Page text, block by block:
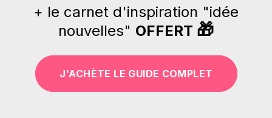
+ le carnet d'inspiration "idée
nouvelles" OFFERT 🎁
J'ACHÈTE LE GUIDE COMPLET